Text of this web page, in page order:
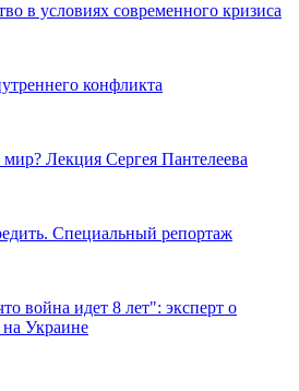
в условиях современного кризиса
конфликта
мир? Лекция Сергея Пантелеева
Специальный репортаж
война идет 8 лет": эксперт о
Украине